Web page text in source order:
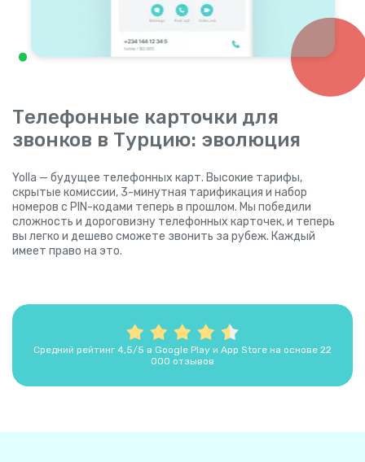
Телефонные карточки для
звонков в Турцию: эволюция
Yolla — будущее телефонных карт. Высокие тарифы,
скрытые комиссии, 3-минутная тарификация и набор
номеров с PIN-кодами теперь в прошлом. Мы победили
сложность и дороговизну телефонных карточек, и теперь
вы легко и дешево сможете звонить за рубеж. Каждый
имеет право на это.
Средний рейтинг 4,5/5 в Google Play и App Store на основе 22
000 отзывов